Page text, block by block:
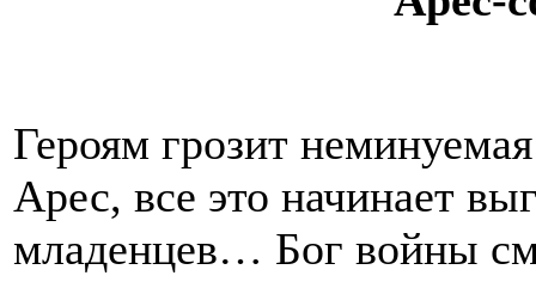
Героям грозит
Арес, все это начинает
младенцев… Бог войны